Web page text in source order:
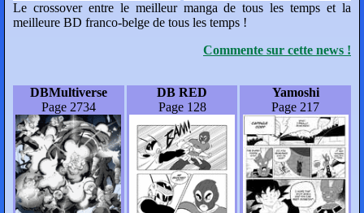
Le crossover entre le meilleur manga de tous les temps et la
meilleure BD franco-belge de tous les temps !
Commente sur cette news !
DBMultiverse
Page 2734
DB RED
Page 128
Yamoshi
Page 217